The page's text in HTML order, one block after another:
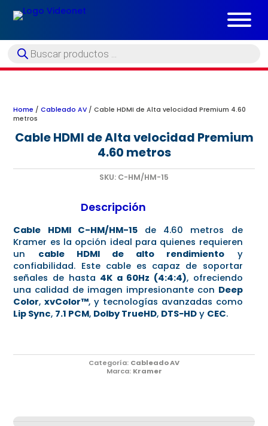
Búsqueda
de
Home /Cableado AV / Cable HDMI de Alta velocidad Premium 4.60
metros
Cable HDMI de Alta velocidad Premium
4.60 metros
SKU: C-HM/HM-15
Descripción
Cable HDMI C-HM/HM-15de 4.60 metros de
Kramer es la opción ideal para quienes requieren
un cable HDMI de alto rendimiento y
confiabilidad. Este cable es capaz de soportar
señales de hasta 4K a 60Hz (4:4:4), ofreciendo
una calidad de imagen impresionante con Deep
Color,xvColor™, y tecnologías avanzadas como
Lip Sync, 7.1 PCM, Dolby TrueHD, DTS−HDy CEC.
Categoría: Cableado AV
Marca: Kramer